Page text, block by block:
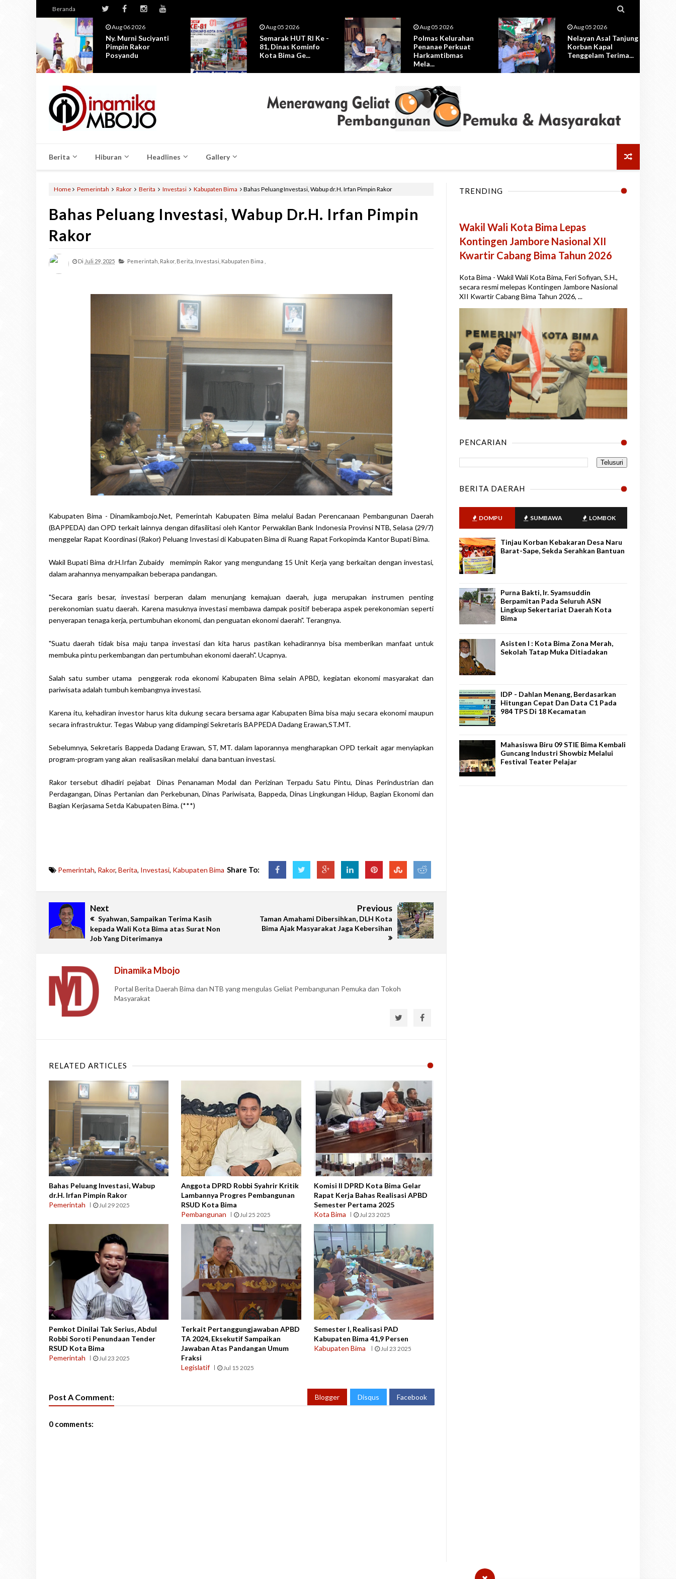
Beranda 
Aug 05 2026
Semarak HUT RI Ke -
81, Dinas Kominfo
Kota Bima Ge...
Aug 05 2026
Polmas Kelurahan
Penanae Perkuat
Harkamtibmas
Aug 05 2026
Nelayan Asal Tanjung
Korban Kapal
Tenggelam Terima...
Aug 05 2026
Pembangunan Kolam
Retensi Amahami
Dimulai, Pemkot ...
Berita Hiburan Headlines Gallery
Home Pemerintah Rakor Berita Investasi Kabupaten Bima Bahas Peluang Investasi, Wabup dr.H. Irfan Pimpin Rakor
Bahas Peluang Investasi, Wabup Dr.H. Irfan Pimpin
Rakor
Di Juli 29, 2025 Pemerintah, Rakor, Berita, Investasi, Kabupaten Bima ,
Kabupaten Bima - Dinamikambojo.Net, Pemerintah Kabupaten Bima melalui Badan Perencanaan Pembangunan Daerah
(BAPPEDA) dan OPD terkait lainnya dengan difasilitasi oleh Kantor Perwakilan Bank Indonesia Provinsi NTB, Selasa (29/7)
menggelar Rapat Koordinasi (Rakor) Peluang Investasi di Kabupaten Bima di Ruang Rapat Forkopimda Kantor Bupati Bima.
Wakil Bupati Bima dr.H.Irfan Zubaidy memimpin Rakor yang mengundang 15 Unit Kerja yang berkaitan dengan investasi,
dalam arahannya menyampaikan beberapa pandangan.
"Secara garis besar, investasi berperan dalam menunjang kemajuan daerah, juga merupakan instrumen penting
perekonomian suatu daerah. Karena masuknya investasi membawa dampak positif beberapa aspek perekonomian seperti
penyerapan tenaga kerja, pertumbuhan ekonomi, dan penguatan ekonomi daerah". Terangnya.
"Suatu daerah tidak bisa maju tanpa investasi dan kita harus pastikan kehadirannya bisa memberikan manfaat untuk
membuka pintu perkembangan dan pertumbuhan ekonomi daerah". Ucapnya.
Salah satu sumber utama penggerak roda ekonomi Kabupaten Bima selain APBD, kegiatan ekonomi masyarakat dan
pariwisata adalah tumbuh kembangnya investasi.
Karena itu, kehadiran investor harus kita dukung secara bersama agar Kabupaten Bima bisa maju secara ekonomi maupun
secara infrastruktur. Tegas Wabup yang didampingi Sekretaris BAPPEDA Dadang Erawan,ST.MT.
Sebelumnya, Sekretaris Bappeda Dadang Erawan, ST, MT. dalam laporannya mengharapkan OPD terkait agar menyiapkan
program-program yang akan realisasikan melalui dana bantuan investasi.
Rakor tersebut dihadiri pejabat Dinas Penanaman Modal dan Perizinan Terpadu Satu Pintu, Dinas Perindustrian dan
Perdagangan, Dinas Pertanian dan Perkebunan, Dinas Pariwisata, Bappeda, Dinas Lingkungan Hidup, Bagian Ekonomi dan
Bagian Kerjasama Setda Kabupaten Bima. (***)
Pemerintah, Rakor, Berita, Investasi, Kabupaten Bima Share To:
Next
Syahwan, Sampaikan Terima Kasih
kepada Wali Kota Bima atas Surat Non
Job Yang Diterimanya
Previous
Taman Amahami Dibersihkan, DLH Kota
Bima Ajak Masyarakat Jaga Kebersihan
Dinamika Mbojo
Portal Berita Daerah Bima dan NTB yang mengulas Geliat Pembangunan Pemuka dan Tokoh
Masyarakat
RELATED ARTICLES
Bahas Peluang Investasi, Wabup
dr.H. Irfan Pimpin Rakor
Pemerintah
Jul 29 2025
Anggota DPRD Robbi Syahrir Kritik
Lambannya Progres Pembangunan
RSUD Kota Bima
Pembangunan
Jul 25 2025
Komisi II DPRD Kota Bima Gelar
Rapat Kerja Bahas Realisasi APBD
Semester Pertama 2025
Kota Bima
Jul 23 2025
Pemkot Dinilai Tak Serius, Abdul
Robbi Soroti Penundaan Tender
RSUD Kota Bima
Pemerintah
Jul 23 2025
Terkait Pertanggungjawaban APBD
TA 2024, Eksekutif Sampaikan
Jawaban Atas Pandangan Umum
Fraksi
Legislatif
Jul 15 2025
Semester I, Realisasi PAD
Kabupaten Bima 41,9 Persen
Kabupaten Bima
Jul 23 2025
Post A Comment: Blogger Disqus Facebook
0 comments:
TRENDING
Wakil Wali Kota Bima Lepas
Kontingen Jambore Nasional XII
Kwartir Cabang Bima Tahun 2026
Kota Bima - Wakil Wali Kota Bima, Feri Sofiyan, S.H.,
secara resmi melepas Kontingen Jambore Nasional
XII Kwartir Cabang Bima Tahun 2026, ...
PENCARIAN
BERITA DAERAH
DOMPU SUMBAWA LOMBOK
Tinjau Korban Kebakaran Desa Naru
Barat-Sape, Sekda Serahkan Bantuan
Purna Bakti, Ir. Syamsuddin
Berpamitan Pada Seluruh ASN
Lingkup Sekertariat Daerah Kota
Bima
Asisten I : Kota Bima Zona Merah,
Sekolah Tatap Muka Ditiadakan
IDP - Dahlan Menang, Berdasarkan
Hitungan Cepat Dan Data C1 Pada
984 TPS Di 18 Kecamatan
Mahasiswa Biru 09 STIE Bima Kembali
Guncang Industri Showbiz Melalui
Festival Teater Pelajar